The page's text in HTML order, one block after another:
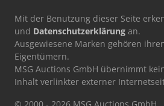
Mit der Benutzung dieser Seite
und Datenschutzerklärung an.
Ausgewiesene Marken gehören
Eigentümern.
MSG Auctions GmbH übernimmt
Inhalt verlinkter externer